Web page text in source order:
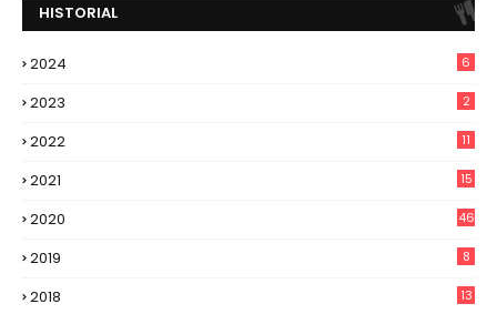
HISTORIAL
2024 6
2023 2
2022 11
2021 15
2020 46
2019 8
2018 13